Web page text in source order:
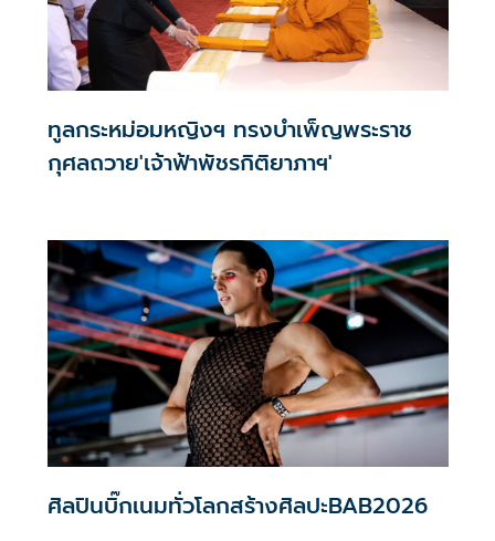
ทูลกระหม่อมหญิงฯ ทรงบำเพ็ญพระราช
กุศลถวาย'เจ้าฟ้าพัชรกิติยาภาฯ'
ศิลปินบิ๊กเนมทั่วโลกสร้างศิลปะBAB2026